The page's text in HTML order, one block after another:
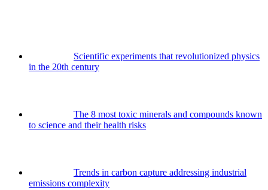
Scientific experiments that revolutionized physics
in the 20th century
The 8 most toxic minerals and compounds known
to science and their health risks
Trends in carbon capture addressing industrial
emissions complexity